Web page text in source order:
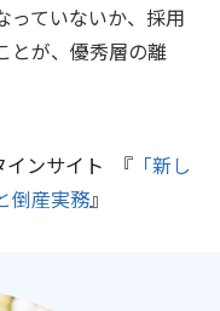
っていないか、採用
とが、優秀層の離
インサイト 『 「新し
倒産実務』